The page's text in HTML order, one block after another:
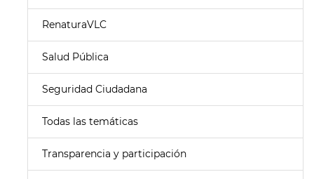
RenaturaVLC
Salud Pública
Seguridad Ciudadana
Todas las temáticas
Transparencia y participación